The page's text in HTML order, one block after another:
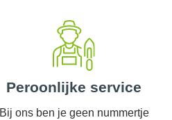
Peroonlijke service
Bij ons ben je geen nummertje